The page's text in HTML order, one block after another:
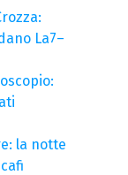
La7–
la notte